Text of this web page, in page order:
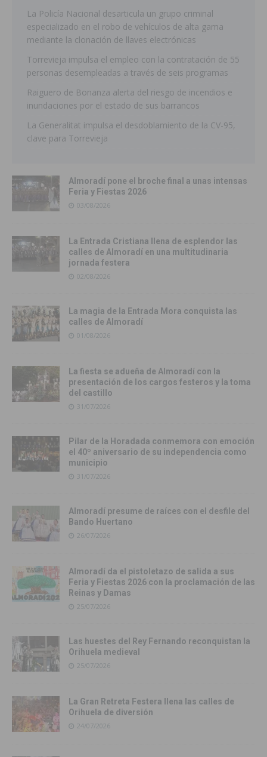
La Policía Nacional desarticula un grupo criminal
especializado en el robo de vehículos de alta gama
mediante la clonación de llaves electrónicas
Torrevieja impulsa el empleo con la contratación de 55
personas desempleadas a través de seis programas
Raiguero de Bonanza alerta del riesgo de incendios e
inundaciones por el estado de sus barrancos
La Generalitat impulsa el desdoblamiento de la CV-95,
clave para Torrevieja
Almoradí pone el broche final a unas intensas
Feria y Fiestas 2026
03/08/2026
La Entrada Cristiana llena de esplendor las
calles de Almoradí en una multitudinaria
jornada festera
02/08/2026
La magia de la Entrada Mora conquista las
calles de Almoradí
01/08/2026
La fiesta se adueña de Almoradí con la
presentación de los cargos festeros y la toma
del castillo
31/07/2026
Pilar de la Horadada conmemora con emoción
el 40º aniversario de su independencia como
municipio
31/07/2026
Almoradí presume de raíces con el desfile del
Bando Huertano
26/07/2026
Almoradí da el pistoletazo de salida a sus
Feria y Fiestas 2026 con la proclamación de las
Reinas y Damas
25/07/2026
Las huestes del Rey Fernando reconquistan la
Orihuela medieval
25/07/2026
La Gran Retreta Festera llena las calles de
Orihuela de diversión
24/07/2026